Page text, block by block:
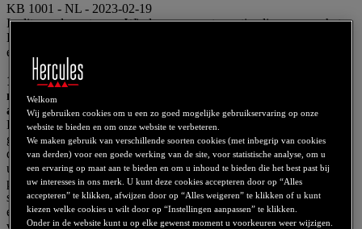
KB 1001 - NL - 2023-02-19
In dit geval moet u uw Windows-computer optimaliseren voor het
DJ-en. Als u meent dat uw Windows-computer te traag is voor DJ-
en, kunt u de volgende aanpassingen proberen:
1) Schakel WiFi,
netwerkverbindingen op uw computer UIT voordat u als DJ
aan de slag gaat.
Een netwerkverbinding vraagt processorkracht en kan krakende
geluiden veroorzaken. Een actieve WiFi-radio van uw computer is
de grootste vijand van de DJ. Elke keer dat de WiFi-ontvanger van
uw computer een andere WiFi-bron ontdekt, zakt de beschikbare
processorkracht van uw computer tot onder de 50%. Als iemand op
straat met een smartphone zijn WiFi aan heeft staan, dan detecteert
en scant uw computer deze WiFi-bron. Dit WiFI-identificatieproces
verbruikt tot 50% van de rekenkracht van uw computer met krakend
Welkom
Wij gebruiken cookies om u een zo goed mogelijke gebruikservaring op onze
website te bieden en om onze website te verbeteren.
We maken gebruik van verschillende soorten cookies (met inbegrip van cookies
van derden) voor een goede werking van de site, voor statistische analyse, om u
een ervaring op maat aan te bieden en om u inhoud te bieden die het best past bij
uw interesses in ons merk. U kunt deze cookies accepteren door op “Alles
accepteren” te klikken, afwijzen door op “Alles weigeren” te klikken of u kunt
kiezen welke cookies u wilt door op “Instellingen aanpassen” te klikken.
Onder in de website kunt u op elke gewenst moment u voorkeuren weer wijzigen.